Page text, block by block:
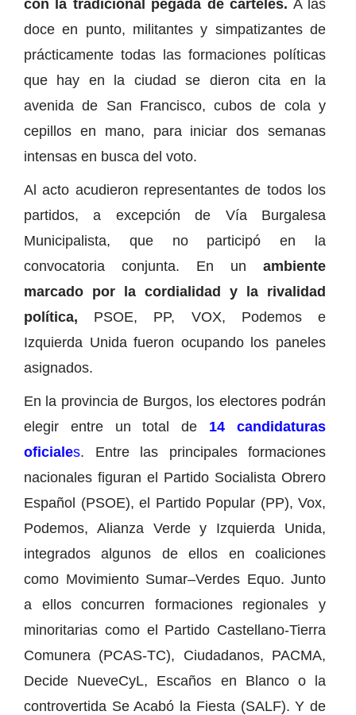
con la tradicional pegada de carteles. A las
doce en punto, militantes y simpatizantes de
prácticamente todas las formaciones políticas
que hay en la ciudad se dieron cita en la
avenida de San Francisco, cubos de cola y
cepillos en mano, para iniciar dos semanas
intensas en busca del voto.
Al acto acudieron representantes de todos los
partidos, a excepción de Vía Burgalesa
Municipalista, que no participó en la
convocatoria conjunta. En un ambiente
marcado por la cordialidad y la rivalidad
política, PSOE, PP, VOX, Podemos e
Izquierda Unida fueron ocupando los paneles
asignados.
En la provincia de Burgos, los electores podrán
elegir entre un total de 14 candidaturas
oficiales. Entre las principales formaciones
nacionales figuran el Partido Socialista Obrero
Español (PSOE), el Partido Popular (PP), Vox,
Podemos, Alianza Verde y Izquierda Unida,
integrados algunos de ellos en coaliciones
como Movimiento Sumar–Verdes Equo. Junto
a ellos concurren formaciones regionales y
minoritarias como el Partido Castellano-Tierra
Comunera (PCAS-TC), Ciudadanos, PACMA,
Decide NueveCyL, Escaños en Blanco o la
controvertida Se Acabó la Fiesta (SALF). Y de